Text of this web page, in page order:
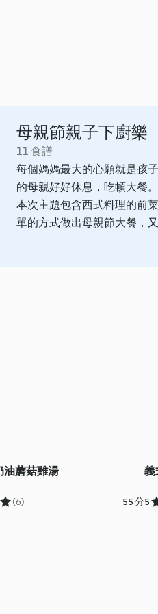
母親節親子下廚樂
11 食譜
每個媽媽最大的心願就是孩
的母親好好休息，吃頓大餐
本次主題包含西式料理的前
單的方式做出母親節大餐，
油蘑菇雞湯
(6) 55 分
義
5